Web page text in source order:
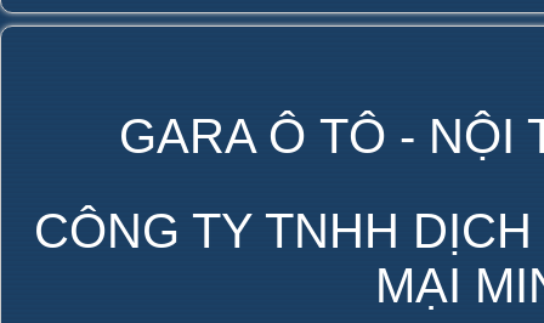
GARA Ô TÔ - NỘI
CÔNG TY TNHH
MẠI